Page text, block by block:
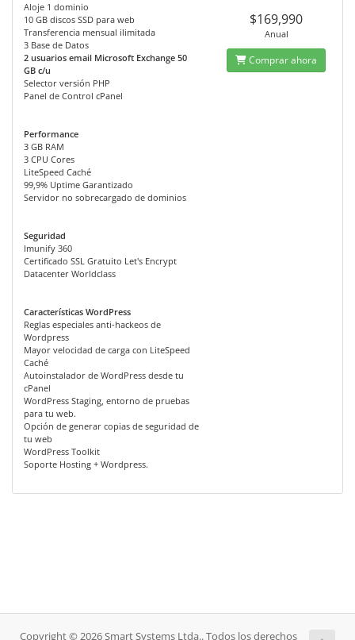
Aloje 1 dominio
10 GB discos SSD para web
Transferencia mensual ilimitada
3 Base de Datos
2 usuarios email Microsoft Exchange 50
GB c/u
Selector versión PHP
Panel de Control cPanel
Performance
3 GB RAM
3 CPU Cores
LiteSpeed Caché
99,9% Uptime Garantizado
Servidor no sobrecargado de dominios
Seguridad
Imunify 360
Certificado SSL Gratuito Let's Encrypt
Datacenter Worldclass
Características WordPress
Reglas especiales anti-hackeos de
Wordpress
Mayor velocidad de carga con LiteSpeed
Caché
Autoinstalador de WordPress desde tu
cPanel
WordPress Staging, entorno de pruebas
para tu web.
Opción de generar copias de seguridad de
tu web
WordPress Toolkit
Soporte Hosting + Wordpress.
$169,990
Anual
Comprar ahora
Copyright © 2026 Smart Systems Ltda.. Todos los derechos